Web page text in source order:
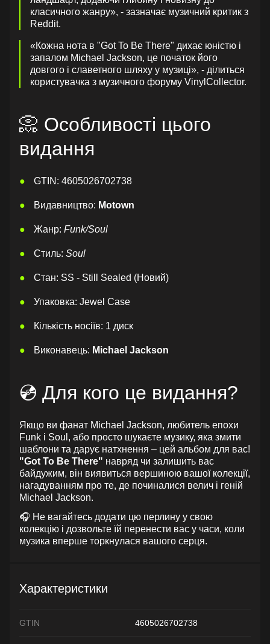
класичного жанру», - зазначає музичний критик з
Reddit.
«Кожна нота в "Got To Be There" дихає юністю і
запалом Michael Jackson, це початок його
довгого і славетного шляху у музиці», - ділиться
користувачка з музичного форуму VinylCollector.
📀 Особливості цього
видання
GTIN: 4605026702738
Видавництво: Motown
Жанр: Funk/Soul
Стиль: Soul
Стан: SS - Still Sealed (Новий)
Упаковка: Jewel Case
Кількість носіїв: 1 диск
Виконавець: Michael Jackson
💿 Для кого це видання?
Якщо ви фанат Michael Jackson, любитель епохи
Funk і Soul, або просто шукаєте музику, яка змити
шаблони та дарує натхнення – цей альбом для вас!
"Got To Be There" навряд чи залишить вас
байдужим, він виявиться вершиною вашої колекції,
нагадуванням про те, де починалися велич і геній
Michael Jackson.
🎧 Не вагайтесь додати цю перлину у свою
колекцію і дозвольте їй перенести вас у часи, коли
музика вперше торкнулася вашого серця.
Характеристики
GTIN 4605026702738